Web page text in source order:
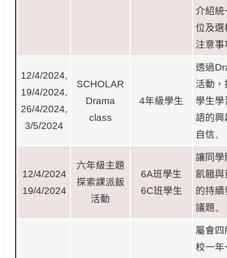
介紹統
位及選
注意事
12/4/2024,
19/4/2024,
26/4/2024,
3/5/2024
SCHOLAR
Drama
class
4年級學生
透過
活動，
學生學
語的興
自信。
12/4/2024
19/4/2024
六年級主題
探索課派飯
活動
6A班學生
6C班學生
讓同學
飢餓與
的持續
議題。
屬會四
校一年